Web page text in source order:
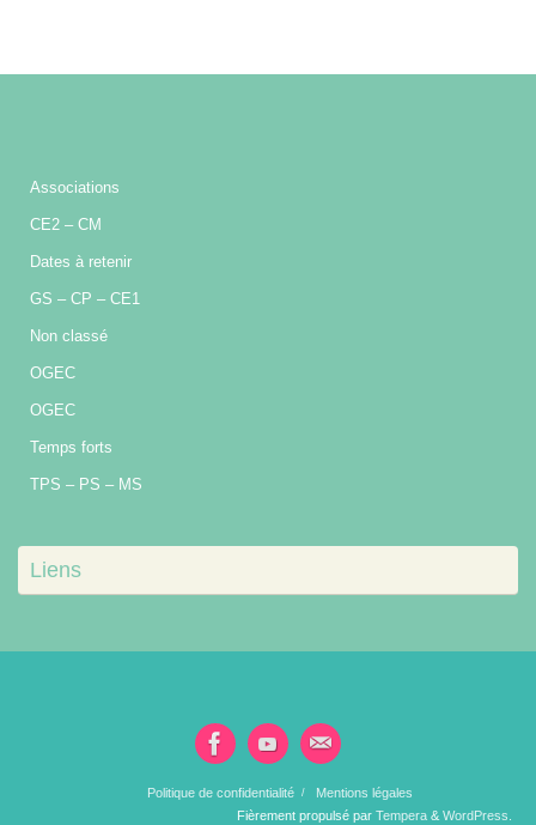
Associations
CE2 – CM
Dates à retenir
GS – CP – CE1
Non classé
OGEC
OGEC
Temps forts
TPS – PS – MS
Liens
Politique de confidentialité
Mentions légales
Fièrement propulsé par Tempera & WordPress.